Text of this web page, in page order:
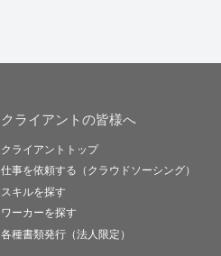
クライアントの皆様へ
クライアントトップ
仕事を依頼する（クラウドソーシング）
スキルを探す
ワーカーを探す
各種書類発行（法人限定）